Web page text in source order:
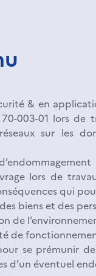
& en
003-01 lors de
sur les
lors de
qui
biens et des
de
de
se prémunir
d’un éventuel